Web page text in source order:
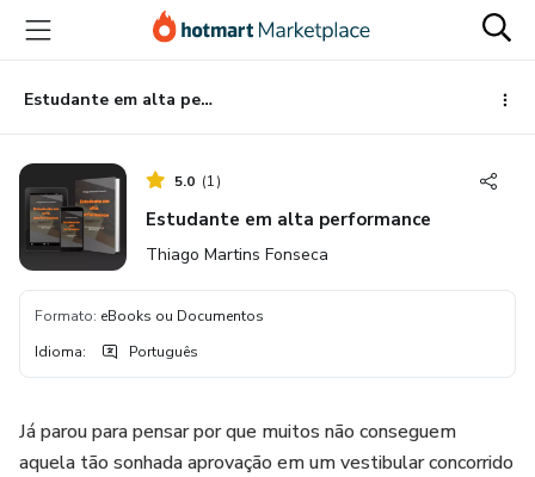
para
conteúdo
principal
para
pagamento
para
rodapé
Estudante em alta performance
5.0 (1)
Estudante em alta performance
Thiago Martins Fonseca
Formato: eBooks ou Documentos
Idioma: Português
Já parou para pensar por que muitos não conseguem
aquela tão sonhada aprovação em um vestibular concorrido